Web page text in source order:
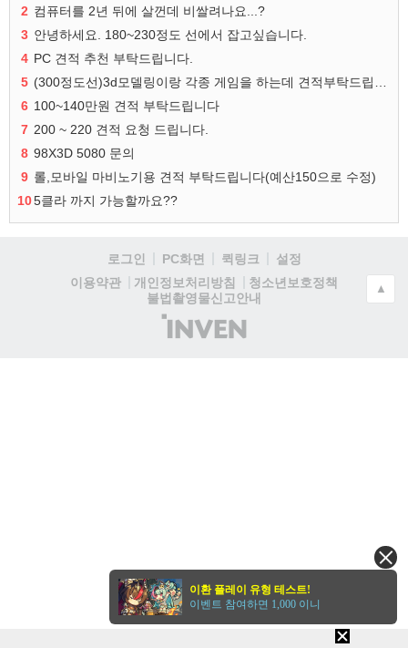
2 컴퓨터를 2년 뒤에 살껀데 비쌀려나요...?
3 안녕하세요. 180~230정도 선에서 잡고싶습니다.
4 PC 견적 추천 부탁드립니다.
5
6 100~140만원 견적 부탁드립니다
7 200 ~ 220 견적 요청 드립니다.
8 98X3D 5080 문의
9 롤,모바일 마비노기용 견적 부탁드립니다(예산150으로 수정)
105클라 까지 가능할까요??
로그인 PC화면 퀵링크
설정
이용약관
개인정보처리방침
청소년보호정책
불법촬영물신고안내
(주)
인
▲
이환 플레이 유형 테스트!
이벤트 참여하면 1,000 이니